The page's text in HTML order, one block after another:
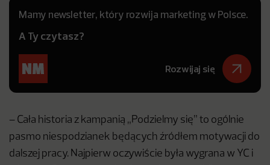
Mamy newsletter, który rozwija marketing w Polsce.
A Ty czytasz?
Rozwijaj się
– Cała historia z kampanią „Podzielmy się” to ogólnie
pasmo niespodzianek będących źródłem motywacji do
dalszej pracy. Najpierw oczywiście była wygrana w YC i